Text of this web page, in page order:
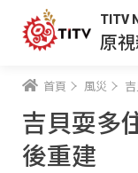
TITV
原
首頁 風災
吉貝耍多
後重建